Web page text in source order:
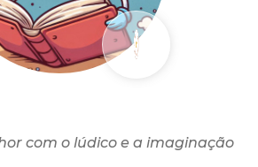
com o lúdico e a imaginação